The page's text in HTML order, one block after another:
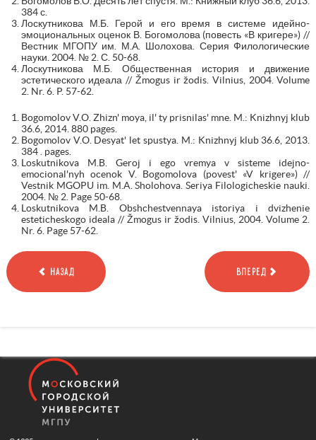
384 с.
Лоскутникова М.Б. Герой и его время в системе идейно-
эмоциональных оценок В. Богомолова (повесть «В кригере») //
Вестник МГОПУ им. М.А. Шолохова. Серия Филологические
науки. 2004. № 2. С. 50-68.
Лоскутникова М.Б. Общественная история и движение
эстетического идеала // Žmogus ir žodis. Vilnius, 2004. Volume
2. Nr. 6. P. 57-62.
Bogomolov V.O. Zhizn' moya, il' ty prisnilas' mne. M.: Knizhnyj klub
36.6, 2014. 880 pages.
Bogomolov V.O. Desyat' let spustya. M.: Knizhnyj klub 36.6, 2013.
384 . pages.
Loskutnikova M.B. Geroj i ego vremya v sisteme idejno-
emocional'nyh ocenok V. Bogomolova (povest' «V krigere») //
Vestnik MGOPU im. M.A. Sholohova. Seriya Filologicheskie nauki.
2004. № 2. Page 50-68.
Loskutnikova M.B. Obshchestvennaya istoriya i dvizhenie
esteticheskogo ideala // Žmogus ir žodis. Vilnius, 2004. Volume 2.
Nr. 6. Page 57-62.
НАЗАД ВПЕРЕД